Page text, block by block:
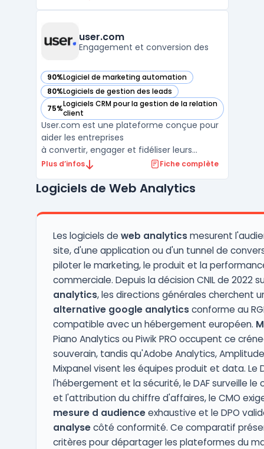
d’analy ... user.com
Engagement et conversion des
90%Logiciel de marketing automation
— voir user.com dans cette catégorie
80%Logiciels de gestion des leads
— voir user.com dans cette catégorie
75%Logiciels CRM pour la gestion de la relation
client
— voir user.com dans cette catégorie
User.com est une plateforme conçue pour
aider les entreprises
à convertir, engager et fidéliser leurs
utilisateurs. Grâce à une
permet de transmettre le bon message via
opportun. User.com offre une
Plus d’infos Fiche complète
Logiciels de Web Analytics
Les logiciels de web analyticsmesurent
site, d'une application ou d'un tunnel de
piloter le marketing, le produit et la
commerciale. Depuis la décision CNIL de 2022
analytics, les directions générales cherchent
alternative google analyticsconforme au
compatible avec un hébergement européen.
Piano Analytics ou Piwik PRO occupent ce
souverain, tandis qu'Adobe Analytics,
Mixpanel visent les équipes produit et data. Le
l'hébergement et la sécurité, le DAF surveille
et l'attribution du chiffre d'affaires, le CMO
mesure d audienceexhaustive et le DPO
analysecôté conformité. Ce comparatif
critères pour départager les plateformes du